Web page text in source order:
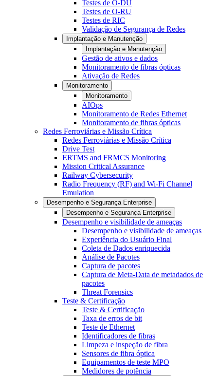
Testes de O-DU
Testes de O-RU
Testes de RIC
Validação de Segurança de Redes
Implantação e Manutenção
Implantação e Manutenção
Gestão de ativos e dados
Monitoramento de fibras ópticas
Ativação de Redes
Monitoramento
Monitoramento
AIOps
Monitoramento de Redes Ethernet
Monitoramento de fibras ópticas
Redes Ferroviárias e Missão Crítica
Redes Ferroviárias e Missão Crítica
Drive Test
ERTMS and FRMCS Monitoring
Mission Critical Assurance
Railway Cybersecurity
Radio Frequency (RF) and Wi-Fi Channel
Emulation
Desempenho e Segurança Enterprise
Desempenho e Segurança Enterprise
Desempenho e visibilidade de ameaças
Desempenho e visibilidade de ameaças
Experiência do Usuário Final
Coleta de Dados enriquecida
Análise de Pacotes
Captura de pacotes
Captura de Meta-Data de metadados de
pacotes
Threat Forensics
Teste & Certificação
Teste & Certificação
Taxa de erros de bit
Teste de Ethernet
Identificadores de fibras
Limpeza e inspeção de fibra
Sensores de fibra óptica
Equipamentos de teste MPO
Medidores de potência